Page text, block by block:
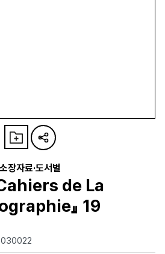
소장자료·도서별
de La
』 19